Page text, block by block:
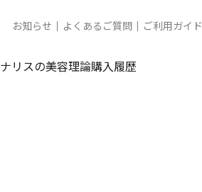
お知らせ よくあるご質問 ご利用ガイド
ナリスの美容理論購入履歴